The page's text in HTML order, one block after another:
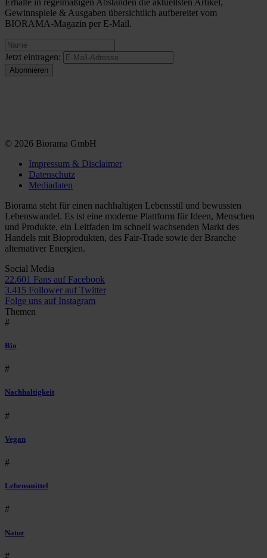
Erhalte in regelmäßigen Abständen die aktuellsten Artikel,
Gewinnspiele & Ausgaben übersichtlich aufbereitet vom
BIORAMA-Magazin per E-Mail.
Jetzt eintragen:
© 2026 Biorama GmbH
Impressum & Disclaimer
Datenschutz
Mediadaten
Biorama steht für einen nachhaltigen Lebensstil und bewussten
Lebenswandel. Es ist eine moderne Plattform für Ideen, Menschen
und Produkte, ein Leitfaden im schnell wachsenden Markt des
Handels mit Bioprodukten, des Fair-Trade sowie der Branche
alternativer Energien.
Social Media
22.601 Fans auf Facebook
3.415 Follower auf Twitter
Folge uns auf Instagram
Themen
#
Bio
#
Nachhaltigkeit
#
Vegan
#
Lebensmittel
#
Natur
#